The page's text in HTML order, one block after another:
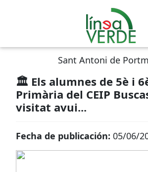
Sant Antoni de
🏛️ Els alumnes de 5è i
Primària del CEIP
visitat avui...
Fecha de publicación: 05/06/